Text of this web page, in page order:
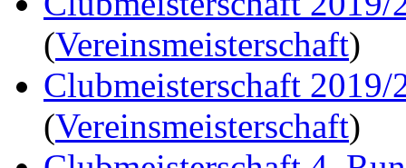
(Vereinsmeisterschaft)
Clubmeisterschaft 2019/
(Vereinsmeisterschaft)